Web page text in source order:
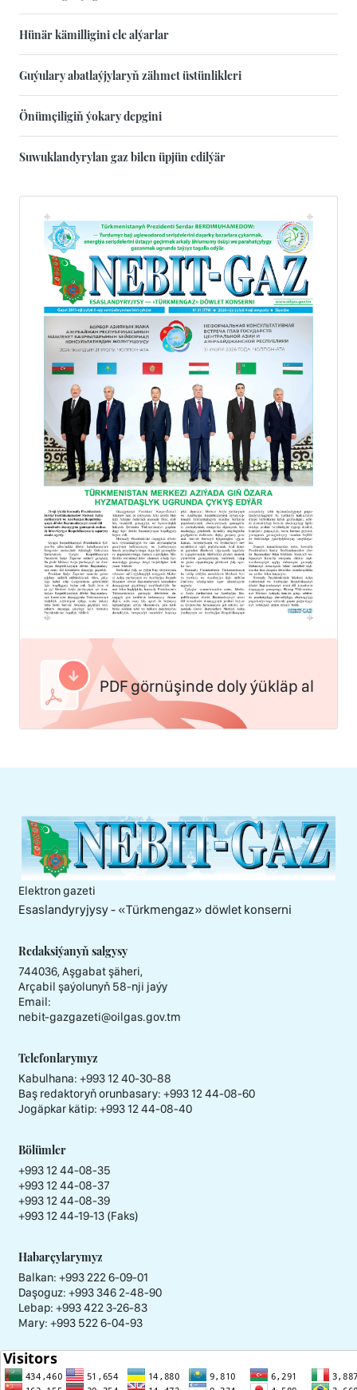
Hünär kämilligini ele alýarlar
Guýulary abatlaýjylaryň zähmet üstünlikleri
Önümçiligiň ýokary depgini
Suwuklandyrylan gaz bilen üpjün edilýär
PDF görnüşinde doly ýükläp al
Elektron gazeti
Esaslandyryjysy - «Тürkmengaz» döwlet konserni
Redaksiýanyň salgysy
744036, Aşgabat şäheri,
Arçabil şaýolunyň 58-nji jaýy
Email:
nebit-gazgazeti@oilgas.gov.tm
Telefonlarymyz
Kabulhana: +993 12 40-30-88
Baş redaktoryň orunbasary: +993 12 44-08-60
Jogäpkar kätip: +993 12 44-08-40
Bölümler
+993 12 44-08-35
+993 12 44-08-37
+993 12 44-08-39
+993 12 44-19-13 (Faks)
Habarçylarymyz
Balkan: +993 222 6-09-01
Daşoguz: +993 346 2-48-90
Lebap: +993 422 3-26-83
Mary: +993 522 6-04-93